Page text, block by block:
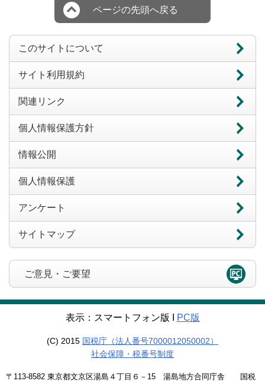
ページの先頭へ戻る
このサイトについて
サイト利用規約
関連リンク
個人情報保護方針
情報公開
個人情報保護
アンケート
サイトマップ
ご意見・ご要望
表示：スマートフォン版 Ι PC版
(C) 2015 国税庁（法人番号7000012050002）
社会保障・税番号制度
〒113-8582 東京都文京区湯島４丁目６－15 湯島地方合同庁舎 国税